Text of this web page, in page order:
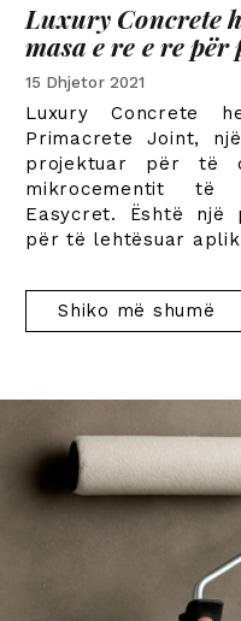
Luxury Concrete
masa e re e re
15 Dhjetor 2021
Luxury Concrete
Primacrete Joint,
projektuar për të
mikrocementit të
Easycret. Është një
për të lehtësuar
Shiko më shumë